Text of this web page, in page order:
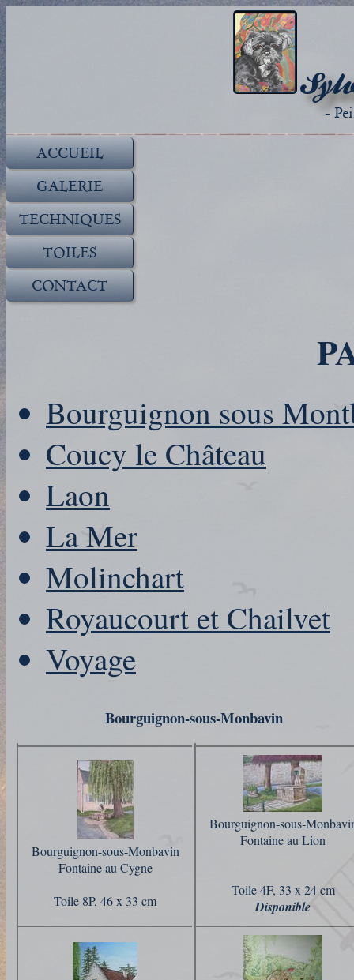
-
ACCUEIL
GALERIE
TECHNIQUES
TOILES
CONTACT
Bourguignon sous
Coucy le Château
Laon
La Mer
Molinchart
Royaucourt et Chailvet
Voyage
Bourguignon-sous-Monbavin
Bourguignon-sous-Monbavin
Fontaine au Cygne
Toile 8P, 46 x 33 cm
Bourguignon-sous-
Fontaine au Lion
Toile 4F, 33 x 24 cm
Disponible